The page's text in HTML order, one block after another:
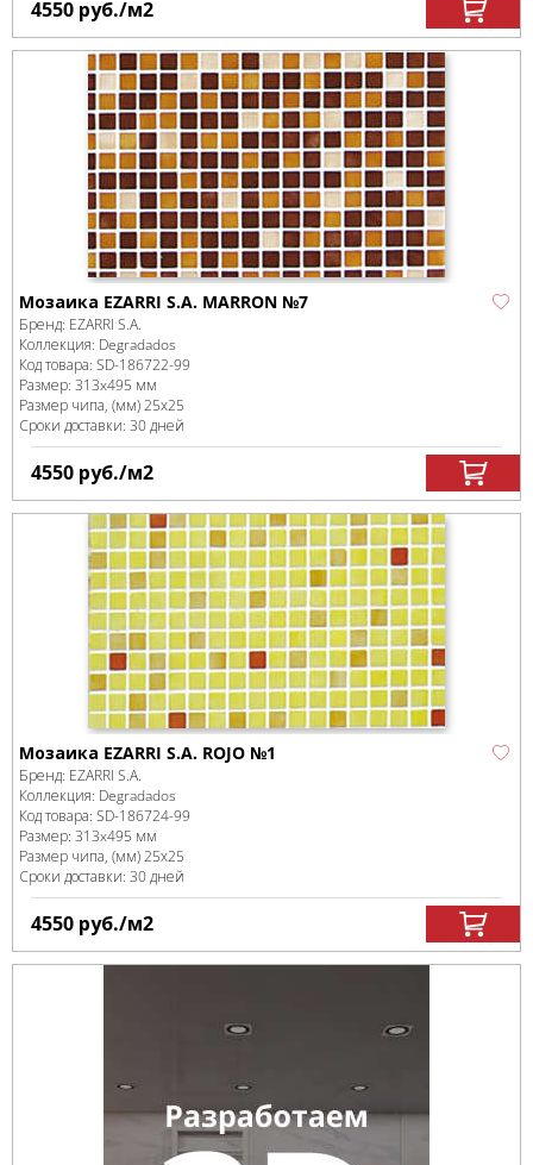
4550 руб./м2
Мозаика EZARRI S.A. MARRON №7
Бренд: EZARRI S.A.
Коллекция: Degradados
Код товара: SD-186722-99
Размер: 313x495 мм
Размер чипа, (мм)25х25
Сроки доставки: 30 дней
4550 руб./м2
Мозаика EZARRI S.A. ROJO №1
Бренд: EZARRI S.A.
Коллекция: Degradados
Код товара: SD-186724-99
Размер: 313x495 мм
Размер чипа, (мм)25х25
Сроки доставки: 30 дней
4550 руб./м2